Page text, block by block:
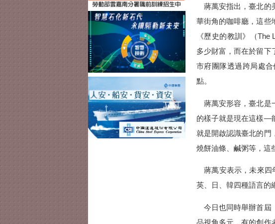
蔣萬安指出，臺北的
華街角的咖啡廳，這些
《歷史的教訓》（
多少財富，而在於留下
市府團隊透過跨局處
點。
蔣萬安形容，臺北是
的樣子就是現在這樣—
就是開啟認識臺北的門
燒餅油條、鹹粥等，這
蔣萬安表示，未來四
英、日、韓四種語言的
今日也同時舉辦首屆